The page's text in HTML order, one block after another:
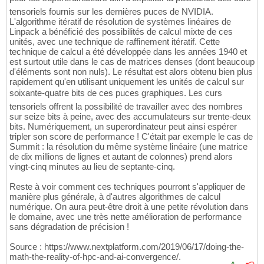
tensoriels fournis sur les dernières puces de NVIDIA.
L'algorithme itératif de résolution de systèmes linéaires de
Linpack a bénéficié des possibilités de calcul mixte de ces
unités, avec une technique de raffinement itératif. Cette
technique de calcul a été développée dans les années 1940 et
est surtout utile dans le cas de matrices denses (dont beaucoup
d'éléments sont non nuls). Le résultat est alors obtenu bien plus
rapidement qu'en utilisant uniquement les unités de calcul sur
soixante-quatre bits de ces puces graphiques. Les curs
tensoriels offrent la possibilité de travailler avec des nombres
sur seize bits à peine, avec des accumulateurs sur trente-deux
bits. Numériquement, un superordinateur peut ainsi espérer
tripler son score de performance ! C'était par exemple le cas de
Summit : la résolution du même système linéaire (une matrice
de dix millions de lignes et autant de colonnes) prend alors
vingt-cinq minutes au lieu de septante-cinq.
Reste à voir comment ces techniques pourront s'appliquer de
manière plus générale, à d'autres algorithmes de calcul
numérique. On aura peut-être droit à une petite révolution dans
le domaine, avec une très nette amélioration de performance
sans dégradation de précision !
Source : https://www.nextplatform.com/2019/06/17/doing-the-
math-the-reality-of-hpc-and-ai-convergence/.